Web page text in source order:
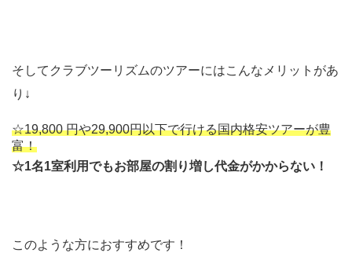
そしてクラブツーリズムのツアーにはこんなメリットがあ
り↓
☆19,800 円や29,900円以下で行ける国内格安ツアーが豊
富！
☆1名1室利用でもお部屋の割り増し代金がかからない！
このような方におすすめです！